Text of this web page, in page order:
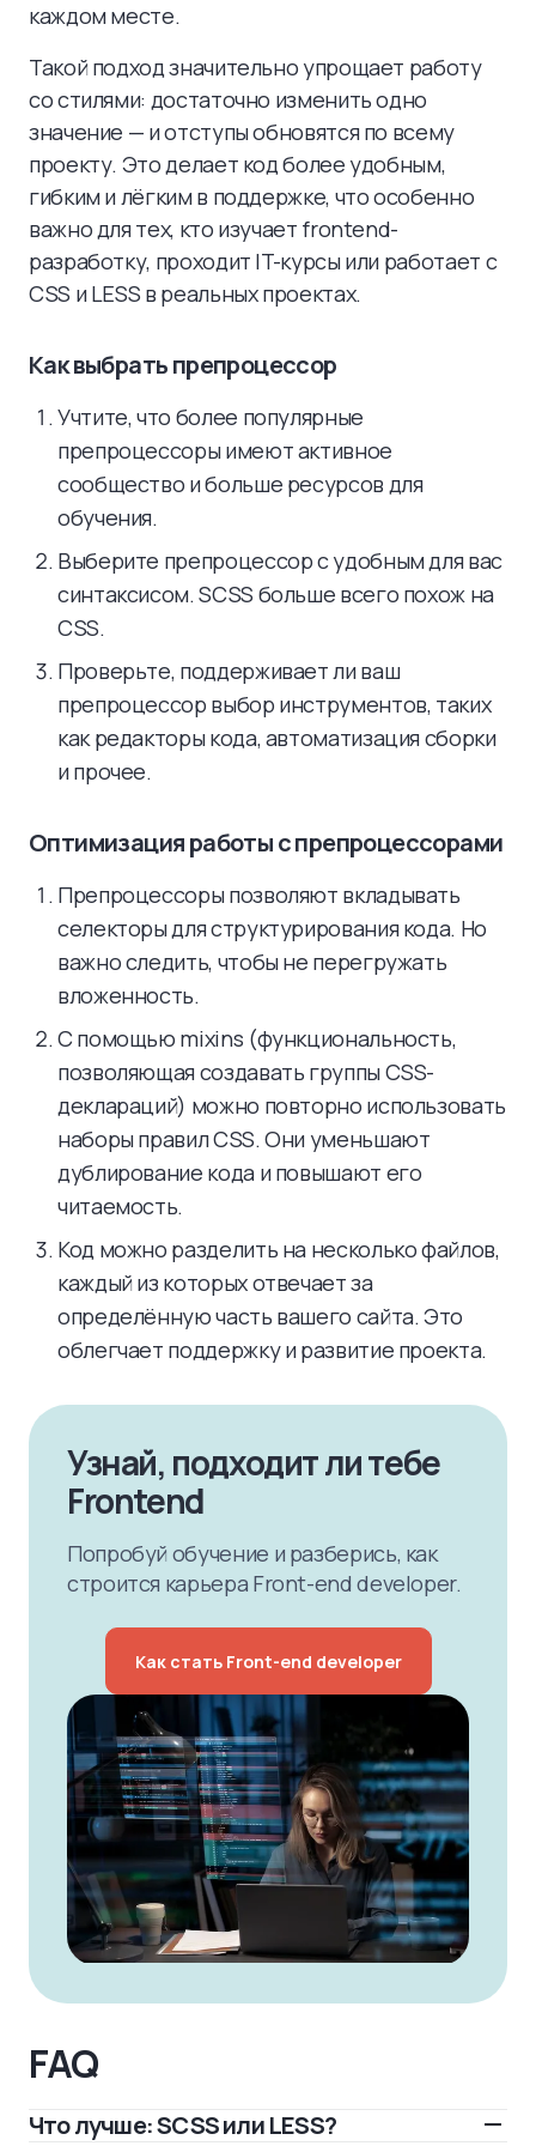
каждом месте.
Такой подход значительно упрощает работу
со стилями: достаточно изменить одно
значение — и отступы обновятся по всему
проекту. Это делает код более удобным,
гибким и лёгким в поддержке, что особенно
важно для тех, кто изучает frontend-
разработку, проходит IT-курсы или работает с
CSS и LESS в реальных проектах.
Как выбрать препроцессор
Учтите, что более популярные
препроцессоры имеют активное
сообщество и больше ресурсов для
обучения.
Выберите препроцессор с удобным для вас
синтаксисом. SCSS больше всего похож на
CSS.
Проверьте, поддерживает ли ваш
препроцессор выбор инструментов, таких
как редакторы кода, автоматизация сборки
и прочее.
Оптимизация работы с препроцессорами
Препроцессоры позволяют вкладывать
селекторы для структурирования кода. Но
важно следить, чтобы не перегружать
вложенность.
С помощью mixins (функциональность,
позволяющая создавать группы CSS-
деклараций) можно повторно использовать
наборы правил CSS. Они уменьшают
дублирование кода и повышают его
читаемость.
Код можно разделить на несколько файлов,
каждый из которых отвечает за
определённую часть вашего сайта. Это
облегчает поддержку и развитие проекта.
Узнай, подходит ли тебе
Frontend
Попробуй обучение и разберись, как
строится карьера Front-end developer.
Как стать Front-end developer
FAQ
Что лучше: SCSS или LESS?